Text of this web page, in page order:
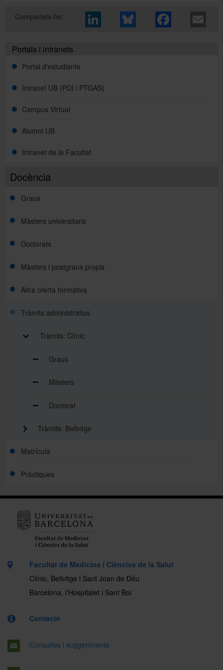
Docència
Graus
Màsters universitaris
Doctorats
Màsters i postgraus propis
Altra oferta formativa
Tràmits administratius
Tràmits: Clínic
Graus
Màsters
Doctorat
Tràmits: Bellvitge
Matrícula
Pràctiques
Comparteix-ho:
Portals i intranets
Portal d'estudiants
Intranet UB (PDI i PTGAS)
Campus Virtual
Alumni UB
Intranet de la Facultat
Facultat de Medicina i Ciències de la Salut
Clínic, Bellvitge i Sant Joan de Déu
Barcelona, l'Hospitalet i Sant Boi
Contacte
Consultes i suggeriments